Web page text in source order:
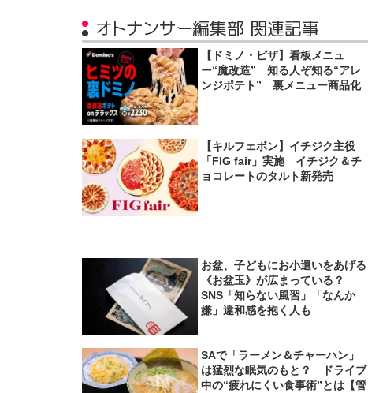
オトナンサー編集部 関連記事
【ドミノ・ピザ】看板メニュ
ー“魔改造” 知る人ぞ知る“アレ
ンジポテト” 裏メニュー商品化
【キルフェボン】イチジク主役
「FIG fair」実施 イチジク＆チ
ョコレートのタルト新発売
お盆、子どもにお小遣いをあげる
《お盆玉》が広まっている？
SNS「知らない風習」「なんか
嫌」違和感を抱く人も
SAで「ラーメン＆チャーハン」
は猛烈な眠気のもと？ ドライブ
中の“疲れにくい食事術”とは【管